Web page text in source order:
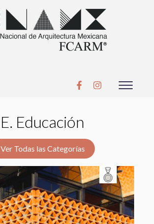
E. Educación
Ver Todas las Categorías